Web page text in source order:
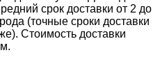
срок доставки от 2 до
(точные сроки доставки
Стоимость доставки